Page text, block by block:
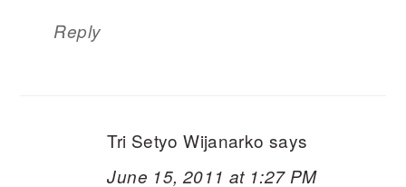
Reply
Tri Setyo Wijanarko says
June 15, 2011 at 1:27 PM